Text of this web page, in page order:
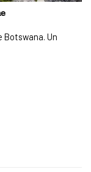
Botswana. Un